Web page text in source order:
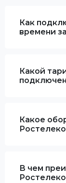
Как
времени
Какой
Какое
В чем